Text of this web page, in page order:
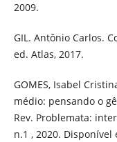
2009.
GIL. Antônio Carlos.
ed. Atlas, 2017.
GOMES, Isabel
médio: pensando o
Rev. Problemata:
n.1 , 2020. Disponível